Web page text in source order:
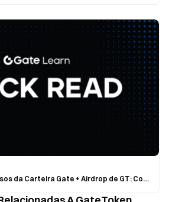
Atualização de Recursos da Carteira Gate + Airdrop de GT: Complete Tarefas para Ganhar $2 em GT